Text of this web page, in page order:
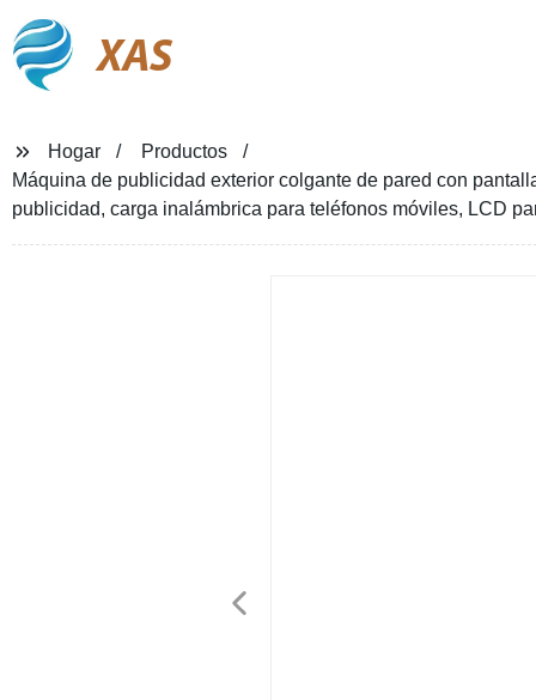
XAS
Hogar
Productos
Máquina de publicidad exterior colgante de pared con
publicidad, carga inalámbrica para teléfonos móviles, LCD